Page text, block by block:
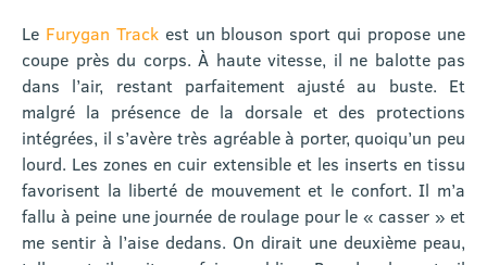
Le Furygan Trackest un blouson sport qui propose une
coupe près du corps. À haute vitesse, il ne balotte pas
dans l’air, restant parfaitement ajusté au buste. Et
malgré la présence de la dorsale et des protections
intégrées, il s’avère très agréable à porter, quoiqu’un peu
lourd. Les zones en cuir extensible et les inserts en tissu
favorisent la liberté de mouvement et le confort. Il m’a
fallu à peine une journée de roulage pour le « casser » et
me sentir à l’aise dedans. On dirait une deuxième peau,